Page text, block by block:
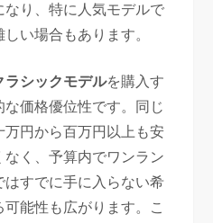
り、特に人気モデルで
い場合もあります。
ラシックモデルを購入す
価格優位性です。同じ
円から百万円以上も安
なく、予算内でワンラン
はすでに手に入らない希
能性も広がります。こ